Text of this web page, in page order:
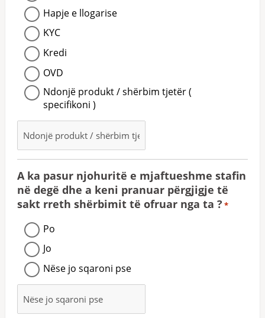
Hapje e llogarise
KYC
Kredi
OVD
Ndonjë produkt / shërbim tjetër (
specifikoni )
A ka pasur njohuritë e mjaftueshme stafin
në degë dhe a keni pranuar përgjigje të
sakt rreth shërbimit të ofruar nga ta ? *
Po
Jo
Nëse jo sqaroni pse